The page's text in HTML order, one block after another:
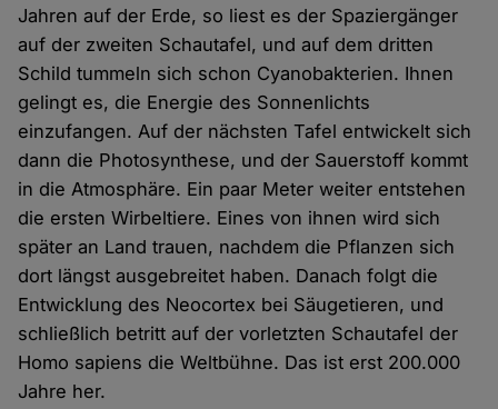
Jahren auf der Erde, so liest es der Spaziergänger
auf der zweiten Schautafel, und auf dem dritten
Schild tummeln sich schon Cyanobakterien. Ihnen
gelingt es, die Energie des Sonnenlichts
einzufangen. Auf der nächsten Tafel entwickelt sich
dann die Photosynthese, und der Sauerstoff kommt
in die Atmosphäre. Ein paar Meter weiter entstehen
die ersten Wirbeltiere. Eines von ihnen wird sich
später an Land trauen, nachdem die Pflanzen sich
dort längst ausgebreitet haben. Danach folgt die
Entwicklung des Neocortex bei Säugetieren, und
schließlich betritt auf der vorletzten Schautafel der
Homo sapiens die Weltbühne. Das ist erst 200.000
Jahre her.